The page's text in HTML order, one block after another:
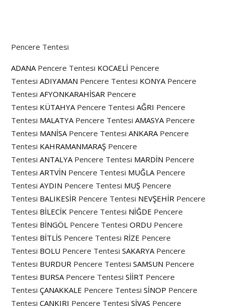
Pencere Tentesi
ADANA Pencere Tentesi KOCAELİ Pencere
Tentesi ADIYAMAN Pencere Tentesi KONYA Pencere
Tentesi AFYONKARAHİSAR Pencere
Tentesi KÜTAHYA Pencere Tentesi AĞRI Pencere
Tentesi MALATYA Pencere TentesiAMASYA Pencere
Tentesi MANİSA Pencere Tentesi ANKARA Pencere
Tentesi KAHRAMANMARAŞ Pencere
Tentesi ANTALYA Pencere Tentesi MARDİN Pencere
Tentesi ARTVİN Pencere Tentesi MUĞLA Pencere
Tentesi AYDIN Pencere Tentesi MUŞ Pencere
Tentesi BALIKESİR Pencere Tentesi NEVŞEHİR Pencere
Tentesi BİLECİK Pencere Tentesi NİĞDE Pencere
Tentesi BİNGÖL Pencere Tentesi ORDU Pencere
Tentesi BİTLİS Pencere Tentesi RİZE Pencere
Tentesi BOLU Pencere TentesiSAKARYA Pencere
Tentesi BURDUR Pencere Tentesi SAMSUN Pencere
Tentesi BURSA Pencere Tentesi SİİRT Pencere
Tentesi ÇANAKKALE Pencere Tentesi SİNOP Pencere
Tentesi ÇANKIRI Pencere Tentesi SİVAS Pencere